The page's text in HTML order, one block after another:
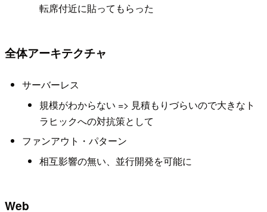
転席付近に貼ってもらった
全体アーキテクチャ
サーバーレス
規模がわからない => 見積もりづらいので大きなト
ラヒックへの対抗策として
ファンアウト・パターン
相互影響の無い、並行開発を可能に
Web